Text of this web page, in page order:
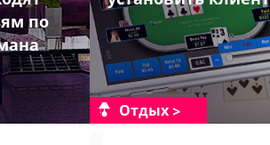
по
Отдых